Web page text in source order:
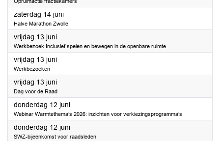
zaterdag 14 juni2025
Halve Marathon Zwolle
vrijdag 13 juni2025
Werkbezoek Inclusief spelen en bewegen in de openbare ruimte
vrijdag 13 juni2025
Werkbezoeken
vrijdag 13 juni2025
Dag voor de Raad
donderdag 12 juni2025
Webinar Warmtethema’s 2026: inzichten voor verkiezingsprogramma’s
donderdag 12 juni2025
SWZ-bijeenkomst voor raadsleden